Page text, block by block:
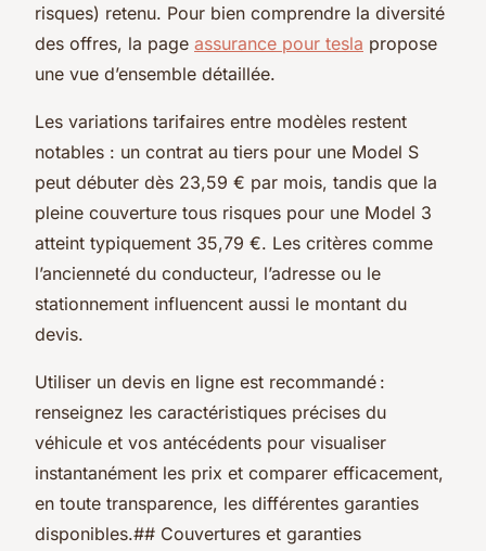
risques) retenu. Pour bien comprendre la diversité
des offres, la page assurance pour tesla propose
une vue d’ensemble détaillée.
Les variations tarifaires entre modèles restent
notables : un contrat au tiers pour une Model S
peut débuter dès 23,59 € par mois, tandis que la
pleine couverture tous risques pour une Model 3
atteint typiquement 35,79 €. Les critères comme
l’ancienneté du conducteur, l’adresse ou le
stationnement influencent aussi le montant du
devis.
Utiliser un devis en ligne est recommandé :
renseignez les caractéristiques précises du
véhicule et vos antécédents pour visualiser
instantanément les prix et comparer efficacement,
en toute transparence, les différentes garanties
disponibles.## Couvertures et garanties